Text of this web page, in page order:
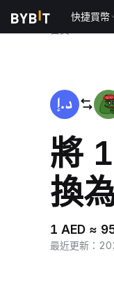
快捷買幣
將
換
1 AED ≈
最近更新 ：